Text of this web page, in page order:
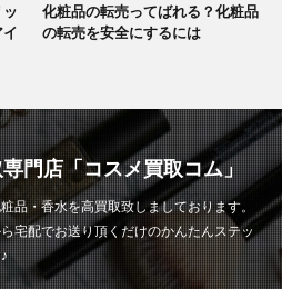
化粧品の転売ってばれる？化粧品
の転売を安全にするには
門店「コスメ買取コム」
品・香水を高買取致しましております。
宅配でお送り頂くだけのかんたんステッ